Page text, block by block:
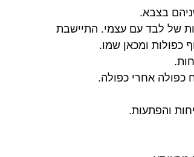
בצבא.
של לבד עם עצמי. התיישבת
כפולות ומכאן שמו.
והפתעות.